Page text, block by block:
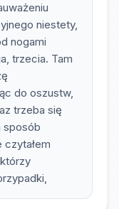
niestety,
nogami
trzecia. Tam
do oszustw,
trzeba się
sposób
czytałem